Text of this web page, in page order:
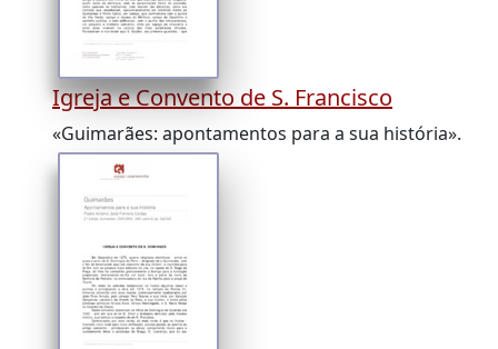
Igreja e Convento de S. Francisco
«Guimarães: apontamentos para a sua história».